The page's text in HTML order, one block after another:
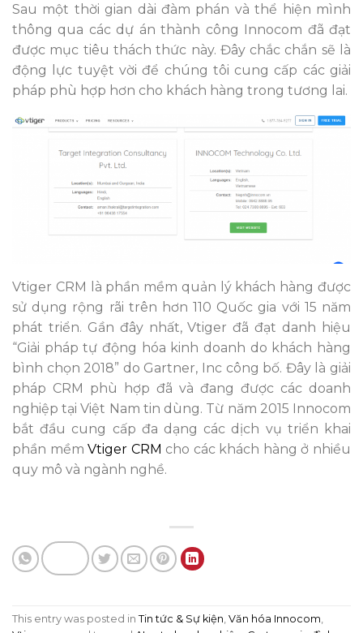
Sau một thời gian dài đàm phán và thể hiện mình
thông qua các dự án thành công Innocom đã đạt
được mục tiêu thách thức này. Đây chắc chắn sẽ là
động lực tuyệt vời để chúng tôi cung cấp các giải
pháp phù hợp hơn cho khách hàng trong tương lai.
Vtiger CRM là phần mềm quản lý khách hàng được
sử dụng rộng rãi trên hơn 110 Quốc gia với 15 năm
phát triển. Gần đây nhất, Vtiger đã đạt danh hiệu
“Giải pháp tự động hóa kinh doanh do khách hàng
bình chọn 2018” do Gartner, Inc công bố. Đây là giải
pháp CRM phù hợp đã và đang được các doanh
nghiệp tại Việt Nam tin dùng. Từ năm 2015 Innocom
bắt đầu cung cấp đa dạng các dịch vụ triển khai
phần mềmVtiger CRM cho các khách hàng ở nhiều
quy mô và ngành nghề.
This entry was posted in Tin tức & Sự kiện, Văn hóa Innocom,